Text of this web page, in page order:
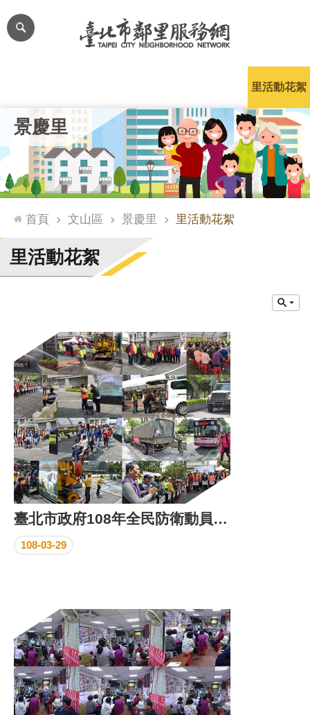
跳到主要內容區塊
網
站
台
通
臺
北
市
整
合
檢
索
系
統
文
化
局
文
化
產
里
界
說
臺
北
景慶里
里活動花絮
首頁 文山區 景慶里 里活動花絮
里活動花絮
臺北市政府108年全民防衛動員暨災害防救(民安5號)演習水庫可能潰堤疏散演練
108-03-29